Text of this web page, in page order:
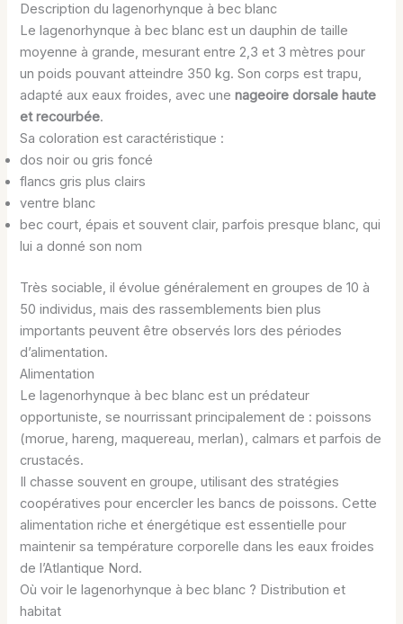
Description du lagenorhynque à bec blanc
Le lagenorhynque à bec blanc est un dauphin de taille
moyenne à grande, mesurant entre 2,3 et 3 mètres pour
un poids pouvant atteindre 350 kg. Son corps est trapu,
adapté aux eaux froides, avec unenageoire dorsale haute
et recourbée.
Sa coloration est caractéristique :
dos noir ou gris foncé
flancs gris plus clairs
ventre blanc
bec court, épais et souvent clair, parfois presque blanc, qui
lui a donné son nom
Très sociable, il évolue généralement en groupes de 10 à
50 individus, mais des rassemblements bien plus
importants peuvent être observés lors des périodes
d’alimentation.
Alimentation
Le lagenorhynque à bec blanc est un prédateur
opportuniste, se nourrissant principalement de : poissons
(morue, hareng, maquereau, merlan), calmars et parfois de
crustacés.
Il chasse souvent en groupe, utilisant des stratégies
coopératives pour encercler les bancs de poissons. Cette
alimentation riche et énergétique est essentielle pour
maintenir sa température corporelle dans les eaux froides
de l’Atlantique Nord.
Où voir le lagenorhynque à bec blanc ? Distribution et
habitat